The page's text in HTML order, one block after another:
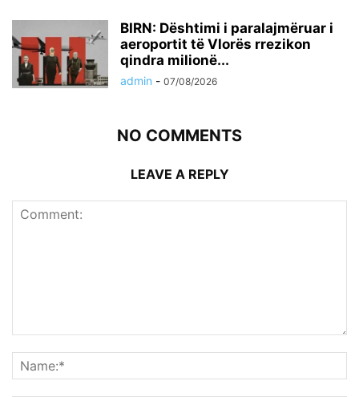
BIRN: Dështimi i paralajmëruar i
aeroportit të Vlorës rrezikon
qindra milionë...
admin - 07/08/2026
NO COMMENTS
LEAVE A REPLY